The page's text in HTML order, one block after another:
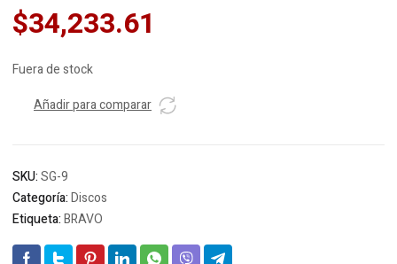
$34,233.61
Fuera de stock
Añadir para comparar
SKU:SG-9
Categoría:Discos
Etiqueta:BRAVO